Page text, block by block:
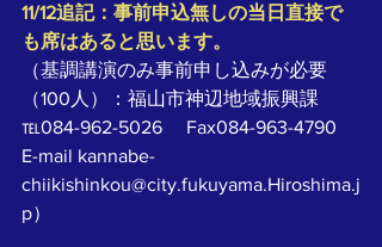
11/12追記：事前申込無しの当日直接で
も席はあると思います。
（基調講演のみ事前申し込みが必要
（100人）
：福山市神辺地域振興課
℡084-962-5026　 Fax084-963-4790
E-mail kannabe-
chiikishinkou@city.fukuyama.Hiroshima.j
p）